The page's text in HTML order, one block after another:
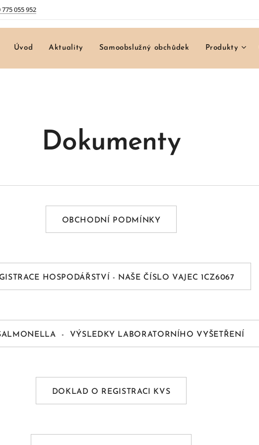
775 055 952
Úvod Aktuality Samoobslužný obchůdek Produkty
Dokumenty
OBCHODNÍ PODMÍNKY
HOSPODÁŘSTVÍ - NAŠE ČÍSLO VAJEC 1CZ6067
- VÝSLEDKY LABORATORNÍHO VYŠETŘENÍ
DOKLAD O REGISTRACI KVS